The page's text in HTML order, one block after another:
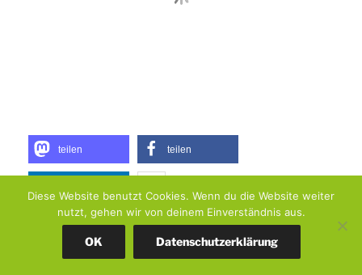
teilen teilen
Diese Website benutzt Cookies. Wenn du die Website weiter
nutzt, gehen wir von deinem Einverständnis aus.
OK Datenschutzerklärung